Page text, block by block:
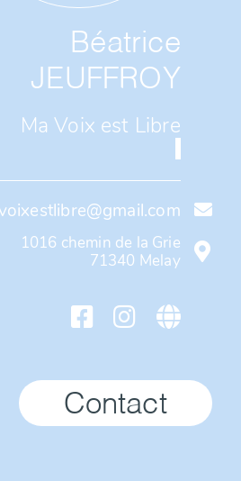
Béatrice
JEUFFROY
Ma Voix est Libre
@gmail.com
1016 chemin de la Grie
71340 Melay
Contact